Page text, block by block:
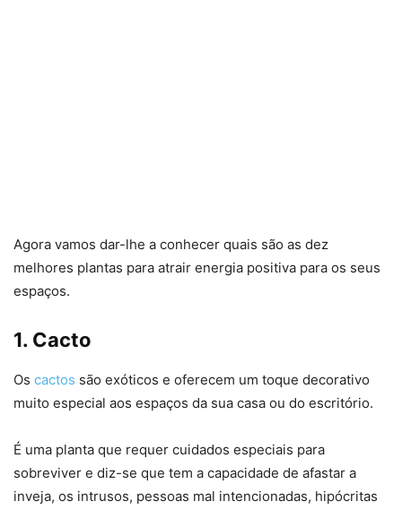
Agora vamos dar-lhe a conhecer quais são as dez
melhores plantas para atrair energia positiva para os seus
espaços.
1. Cacto
Os cactos são exóticos e oferecem um toque decorativo
muito especial aos espaços da sua casa ou do escritório.
É uma planta que requer cuidados especiais para
sobreviver e diz-se que tem a capacidade de afastar a
inveja, os intrusos, pessoas mal intencionadas, hipócritas